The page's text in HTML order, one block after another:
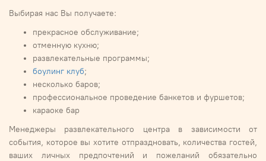
Выбирая нас Вы получаете:
прекрасное обслуживание;
отменную кухню;
развлекательные программы;
боулинг клуб;
несколько баров;
профессиональное проведение банкетов и фуршетов;
караоке бар
Менеджеры развлекательного центра в зависимости от
события, которое вы хотите отпраздновать, количества гостей,
ваших личных предпочтений и пожеланий обязательно